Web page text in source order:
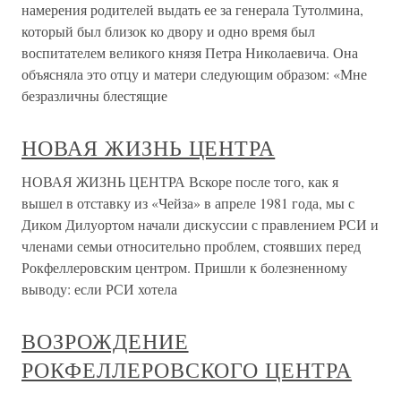
намерения родителей выдать ее за генерала Тутолмина,
который был близок ко двору и одно время был
воспитателем великого князя Петра Николаевича. Она
объясняла это отцу и матери следующим образом: «Мне
безразличны блестящие
НОВАЯ ЖИЗНЬ ЦЕНТРА
НОВАЯ ЖИЗНЬ ЦЕНТРА Вскоре после того, как я
вышел в отставку из «Чейза» в апреле 1981 года, мы с
Диком Дилуортом начали дискуссии с правлением РСИ и
членами семьи относительно проблем, стоявших перед
Рокфеллеровским центром. Пришли к болезненному
выводу: если РСИ хотела
ВОЗРОЖДЕНИЕ
РОКФЕЛЛЕРОВСКОГО ЦЕНТРА